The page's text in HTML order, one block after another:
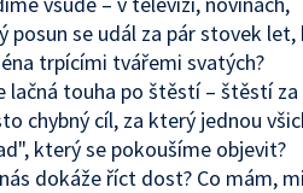
posun se udál za pár stovek let,
trpícími tvářemi svatých?
lačná touha po štěstí – štěstí za
chybný cíl, za který jednou
který se pokoušíme objevit?
dokáže říct dost? Co mám,